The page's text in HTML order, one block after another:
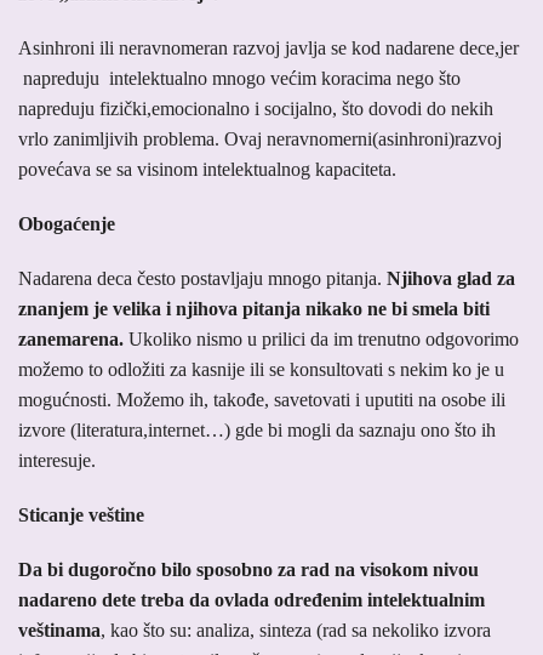
Asinhroni ili neravnomeran razvoj javlja se kod nadarene dece,jer
napreduju intelektualno mnogo većim koracima nego što
napreduju fizički,emocionalno i socijalno, što dovodi do nekih
vrlo zanimljivih problema. Ovaj neravnomerni(asinhroni)razvoj
povećava se sa visinom intelektualnog kapaciteta.
Obogaćenje
Nadarena deca često postavljaju mnogo pitanja. Njihova glad za
znanjem je velika i njihova pitanja nikako ne bi smela biti
zanemarena. Ukoliko nismo u prilici da im trenutno odgovorimo
možemo to odložiti za kasnije ili se konsultovati s nekim ko je u
mogućnosti. Možemo ih, takođe, savetovati i uputiti na osobe ili
izvore (literatura,internet…) gde bi mogli da saznaju ono što ih
interesuje.
Sticanje veštine
Da bi dugoročno bilo sposobno za rad na visokom nivou
nadareno dete treba da ovlada određenim intelektualnim
veštinama, kao što su: analiza, sinteza (rad sa nekoliko izvora